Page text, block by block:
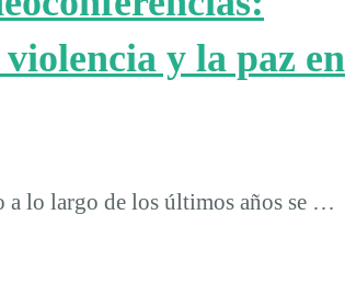
y la paz en
a lo largo de los últimos años se …